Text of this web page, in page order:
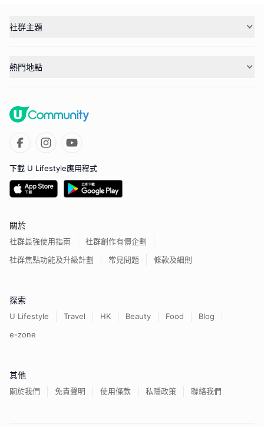
社群主題
熱門地點
下載 U Lifestyle應用程式
關於
社群最強使用指南
社群創作有價企劃
社群焦點功能及升級計劃
常見問題 條款及細則
探索
U Lifestyle Travel HK Beauty Food
Blog
e-zone
其他
關於我們 免責聲明 使用條款 私隱政策 聯絡我們